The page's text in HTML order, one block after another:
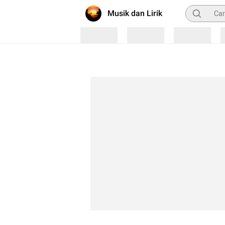
Musik dan Lirik Pencarian